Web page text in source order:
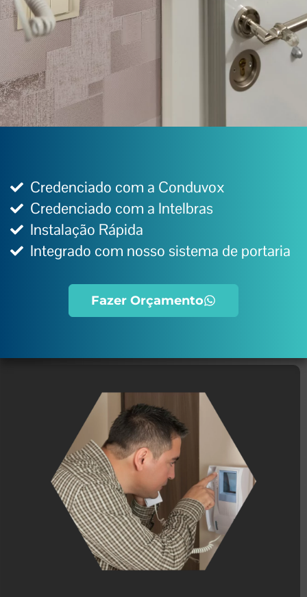
Credenciado com a Conduvox
Credenciado com a Intelbras
Instalação Rápida
Integrado com nosso sistema de portaria
Fazer Orçamento